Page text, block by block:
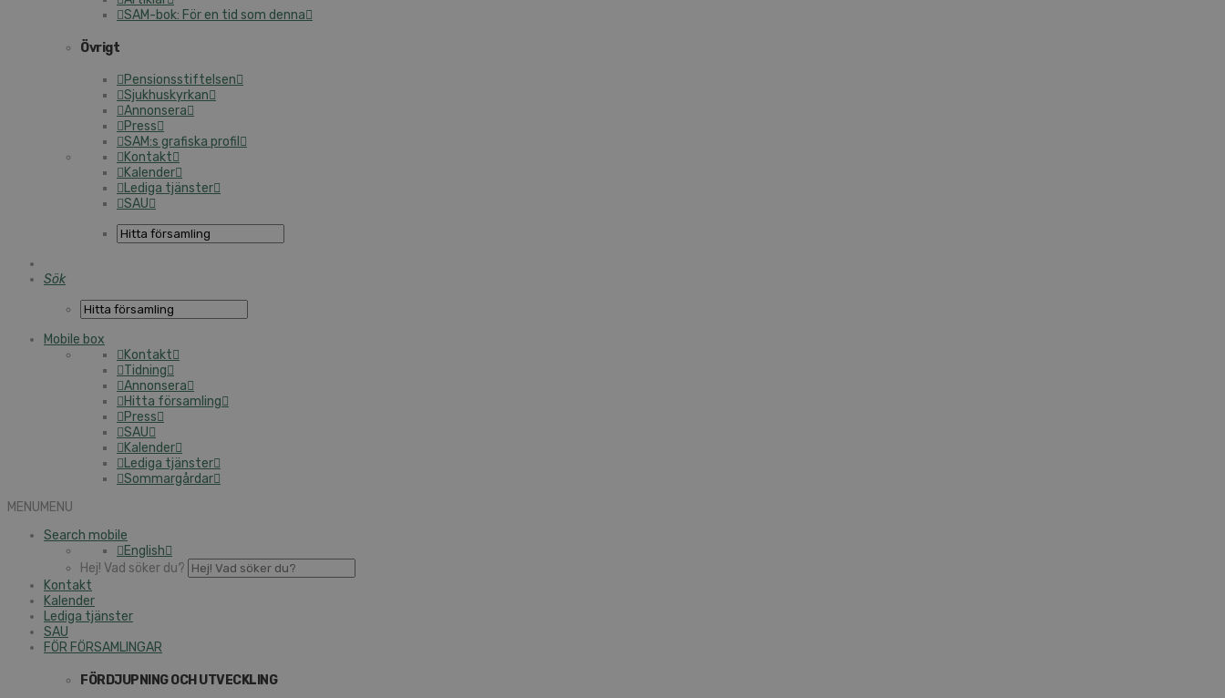
SAM-bok: För en tid som denna
Övrigt
Pensionsstiftelsen
Sjukhuskyrkan
Annonsera
Press
SAM:s grafiska profil
Kontakt
Kalender
Lediga tjänster
SAU
Sök
Mobile box
Kontakt
Tidning
Annonsera
Hitta församling
Press
SAU
Kalender
Lediga tjänster
Sommargårdar
MENUMENU
Search mobile
English
Hej! Vad söker du?
Kontakt
Kalender
Lediga tjänster
SAU
FÖR FÖRSAMLINGAR
FÖRDJUPNING OCH UTVECKLING